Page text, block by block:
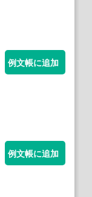
例文帳に追加
例文帳に追加